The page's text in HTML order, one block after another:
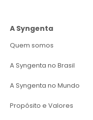
A Syngenta
Quem somos
A Syngenta no Brasil
A Syngenta no Mundo
Propósito e Valores